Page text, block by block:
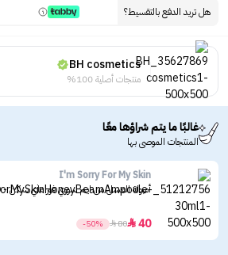
هل تريد الدفع بالتقسيط؟
BH cosmetics
منتجات أصلية 100%
غالبًا ما يتم شراؤها معًا
المنتجات الموصى بها
I'm Sorry For My Skin
أمبولة العسل من ايم سوري فور ماي سكن - 30 مل
40

80

-50%